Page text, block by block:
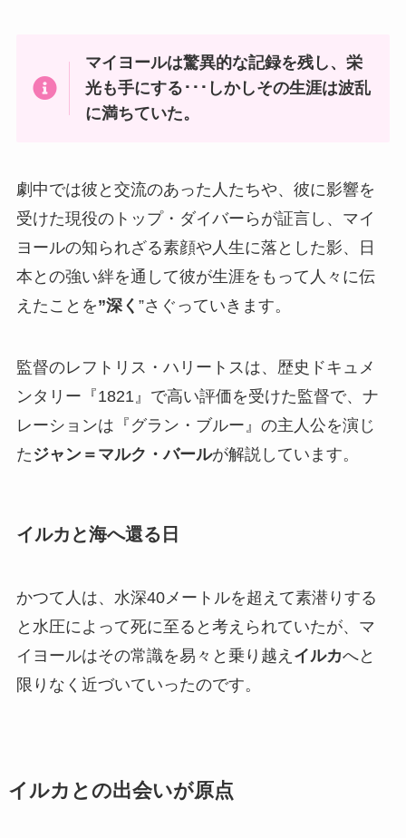
マイヨールは驚異的な記録を残し、栄
光も手にする･･･しかしその生涯は波乱
に満ちていた。
劇中では彼と交流のあった人たちや、彼に影響を
受けた現役のトップ・ダイバーらが証言し、マイ
ヨールの知られざる素顔や人生に落とした影、日
本との強い絆を通して彼が生涯をもって人々に伝
えたことを”深く ”さぐっていきます。
監督のレフトリス・ハリートスは、歴史ドキュメ
ンタリー『1821』で高い評価を受けた監督で、ナ
レーションは『グラン・ブルー』の主人公を演じ
た ジャン＝マルク・バールが解説しています。
イルカと海へ還る日
かつて人は、水深40メートルを超えて素潜りする
と水圧によって死に至ると考えられていたが、マ
イヨールはその常識を易々と乗り越え イルカへと
限りなく近づいていったのです。
イルカとの出会いが原点